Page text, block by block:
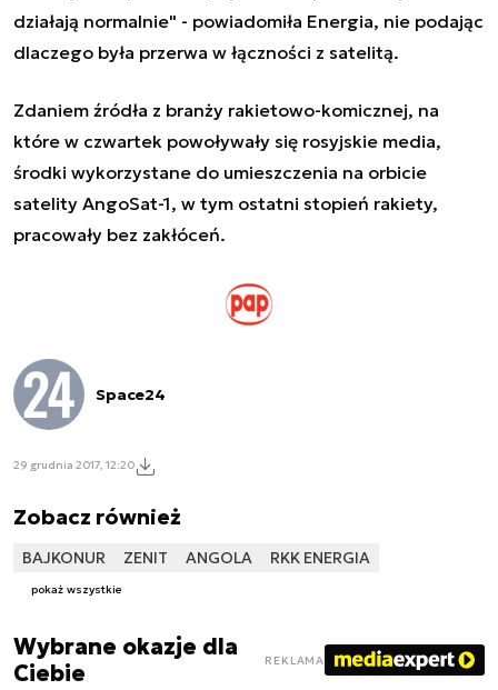
działają normalnie" - powiadomiła Energia, nie podając
dlaczego była przerwa w łączności z satelitą.
Zdaniem źródła z branży rakietowo-komicznej, na
które w czwartek powoływały się rosyjskie media,
środki wykorzystane do umieszczenia na orbicie
satelity AngoSat-1, w tym ostatni stopień rakiety,
pracowały bez zakłóceń.
Space24
29 grudnia 2017, 12:20
Zobacz również
BAJKONUR ZENIT ANGOLA RKK ENERGIA
pokaż wszystkie
Wybrane okazje dla
Ciebie
REKLAMA